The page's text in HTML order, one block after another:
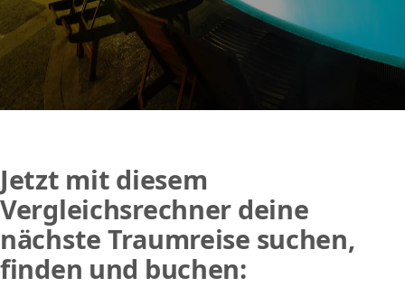
Jetzt mit diesem
Vergleichsrechner deine
nächste Traumreise suchen,
finden und buchen: